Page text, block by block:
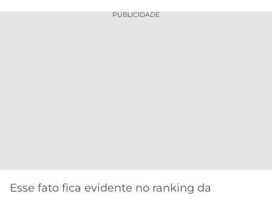
ONLINE
LALIGA PUBLICIDADE
Esse fato fica evidente no ranking da